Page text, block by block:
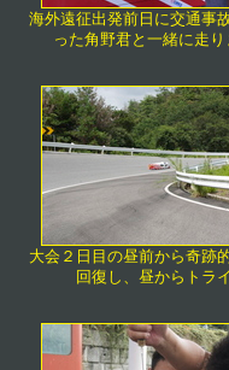
海外遠征出発前日に交通事
った角野君と一緒に走り
大会２日目の昼前から奇跡
回復し、昼からトラ